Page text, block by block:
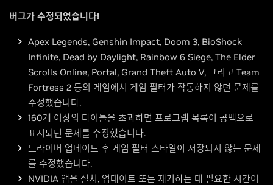
버그가 수정되었습니다!
Apex Legends, Genshin Impact, Doom 3, BioShock
Infinite, Dead by Daylight, Rainbow 6 Siege, The Elder
Scrolls Online, Portal, Grand Theft Auto V, 그리고 Team
Fortress 2 등의 게임에서 게임 필터가 작동하지 않던 문제를
수정했습니다.
160개 이상의 타이틀을 초과하면 프로그램 목록이 공백으로
표시되던 문제를 수정했습니다.
드라이버 업데이트 후 게임 필터 스타일이 저장되지 않는 문제
를 수정했습니다.
NVIDIA 앱을 설치, 업데이트 또는 제거하는 데 필요한 시간이